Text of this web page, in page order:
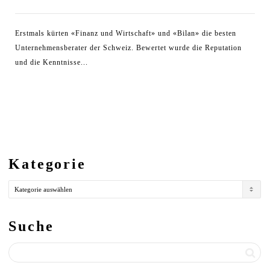
Erstmals kürten «Finanz und Wirtschaft» und «Bilan» die besten
Unternehmensberater der Schweiz. Bewertet wurde die Reputation
und die Kenntnisse...
Kategorie
Kategorie
Suche